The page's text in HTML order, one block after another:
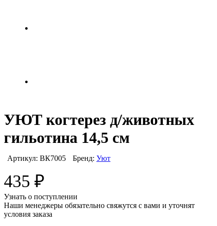
УЮТ когтерез д/животных
гильотина 14,5 см
Артикул: ВК7005 Бренд: Уют
435 ₽
Узнать о поступлении
Наши менеджеры обязательно свяжутся с вами и уточнят
условия заказа